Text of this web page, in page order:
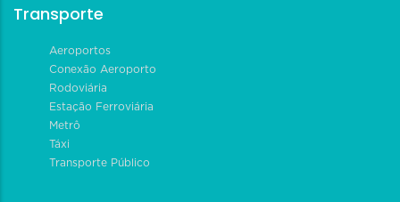
Transporte
Aeroportos
Conexão Aeroporto
Rodoviária
Estação Ferroviária
Metrô
Táxi
Transporte Público